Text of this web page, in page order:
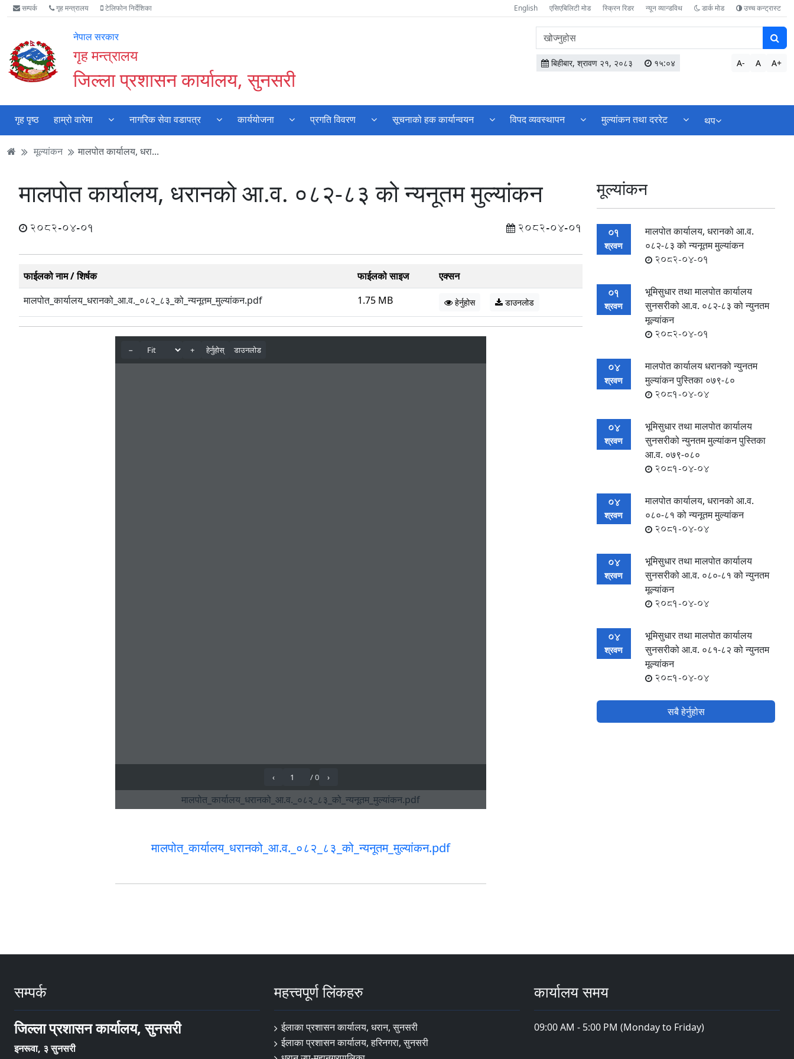
Accessibility
Mode
गर्नुहोस्
मुख्य
सामाग्री
मुख्य
नेभिगेसन
वेबसाइट
खोजमा
सम्पर्क गृह मन्त्रालय टेलिफोन निर्देशिका English एसिएबिलिटी मोड स्क्रिन रिडर न्यून व्यान्डविथ डार्क मोड उच्च कन्ट्रास्ट
नेपाल सरकार
गृह मन्त्रालय
जिल्ला प्रशासन कार्यालय, सुनसरी
वेबसाइटमा
सामग्री
खोज्नुहोस
बिहीबार, श्रावण २१, २०८३ १५:०४ A- A A+
गृह पृष्ठ हाम्रो वारेमा नागरिक सेवा वडापत्र कार्ययोजना प्रगति विवरण सूचनाको हक कार्यान्वयन विपद व्यवस्थापन मुल्यांकन तथा दररेट थप
मूल्यांकन मालपोत कार्यालय, धरा...
मालपोत कार्यालय, धरानको आ.व. ०८२-८३ को न्यनूतम मुल्यांकन
2082-04-01 2082-04-01
फाईलको नाम / शिर्षक फाईलको साइज
एक्सन
मालपोत_कार्यालय_धरानको_आ.व._०८२_८३_को_न्यनूतम_मुल्यांकन.pdf
1.75 MB हेर्नुहोस डाउनलोड
मालपोत_कार्यालय_धरानको_आ.व._०८२_८३_को_न्यनूतम_मुल्यांकन.pdf
मूल्यांकन
01
श्रवण
मालपोत कार्यालय, धरानको आ.व.
०८२-८३ को न्यनूतम मुल्यांकन
2082-04-01
01
श्रवण
भूमिसुधार तथा मालपोत कार्यालय
सुनसरीको आ.व. ०८२-८३ को न्युनतम
मूल्यांकन
2082-04-01
04
श्रवण
मालपोत कार्यालय धरानको न्युनतम
मुल्यांकन पुस्तिका ०७९-८०
2081-04-04
04
श्रवण
भूमिसुधार तथा मालपोत कार्यालय
सुनसरीको न्युनतम मुल्यांकन पुस्तिका
आ.व. ०७९-०८०
2081-04-04
04
श्रवण
मालपोत कार्यालय, धरानको आ.व.
०८०-८१ को न्यनूतम मुल्यांकन
2081-04-04
04
श्रवण
भूमिसुधार तथा मालपोत कार्यालय
सुनसरीको आ.व. ०८०-८१ को न्युनतम
मूल्यांकन
2081-04-04
04
श्रवण
भूमिसुधार तथा मालपोत कार्यालय
सुनसरीको आ.व. ०८१-८२ को न्युनतम
मूल्यांकन
2081-04-04
सबै हेर्नुहोस
सम्पर्क
जिल्ला प्रशासन कार्यालय, सुनसरी
इनरूवा, ३ सुनसरी
महत्त्वपूर्ण लिंकहरु
ईलाका प्रशासन कार्यालय, धरान, सुनसरी
ईलाका प्रशासन कार्यालय, हरिनगरा, सुनसरी
कार्यालय समय
09:00 AM - 5:00 PM (Monday to Friday)